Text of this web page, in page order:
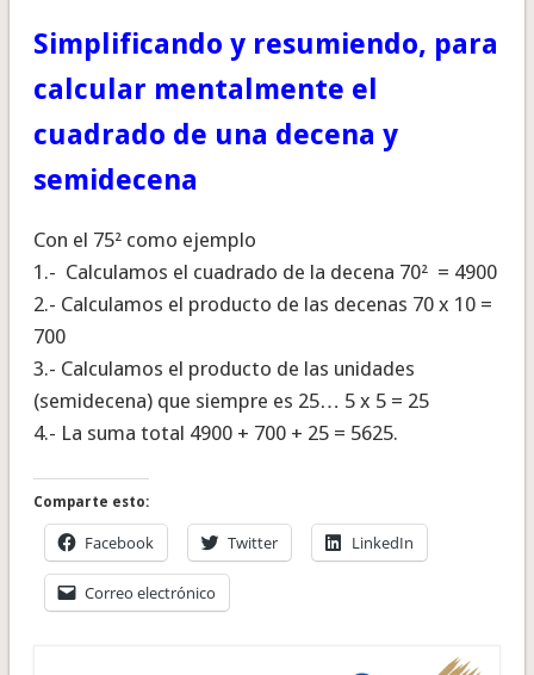
Simplificando y resumiendo, para
calcular mentalmente el
cuadrado de una decena y
semidecena
Con el 75² como ejemplo
1.- Calculamos el cuadrado de la decena 70² = 4900
2.- Calculamos el producto de las decenas 70 x 10 =
700
3.- Calculamos el producto de las unidades
(semidecena) que siempre es 25… 5 x 5 = 25
4.- La suma total 4900 + 700 + 25 = 5625.
Comparte esto:
Facebook Twitter LinkedIn
Correo electrónico